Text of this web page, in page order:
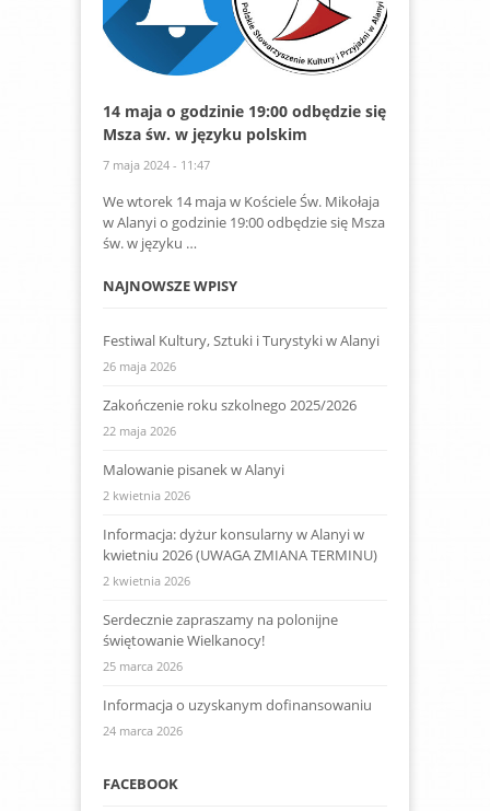
14 maja o godzinie 19:00 odbędzie się
Msza św. w języku polskim
7 maja 2024 - 11:47
We wtorek 14 maja w Kościele Św. Mikołaja
w Alanyi o godzinie 19:00 odbędzie się Msza
św. w języku …
NAJNOWSZE WPISY
Festiwal Kultury, Sztuki i Turystyki w Alanyi
26 maja 2026
Zakończenie roku szkolnego 2025/2026
22 maja 2026
Malowanie pisanek w Alanyi
2 kwietnia 2026
Informacja: dyżur konsularny w Alanyi w
kwietniu 2026 (UWAGA ZMIANA TERMINU)
2 kwietnia 2026
Serdecznie zapraszamy na polonijne
świętowanie Wielkanocy!
25 marca 2026
Informacja o uzyskanym dofinansowaniu
24 marca 2026
FACEBOOK